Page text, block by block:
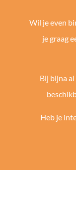
Wil je even
je graag
Bij bijna
Heb je